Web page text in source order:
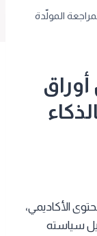
المولّدة
الأكاديمي،
سياسته